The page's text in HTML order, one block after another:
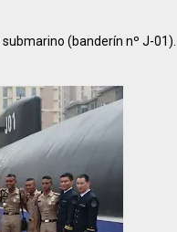
(banderín nº J-01).